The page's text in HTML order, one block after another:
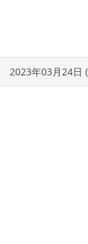
2023年03月24日